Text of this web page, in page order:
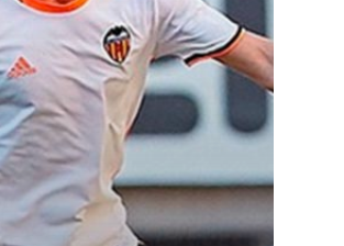
Castilla-La
Toledo
Sanidad
Economía